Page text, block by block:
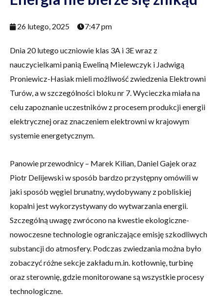
26 lutego, 2025 7:47 pm
Dnia 20 lutego uczniowie klas 3A i 3E wraz z
nauczycielkami panią Eweliną Mielewczyk i Jadwigą
Proniewicz-Hasiak mieli możliwość zwiedzenia Elektrowni
Turów, a w szczególności bloku nr 7. Wycieczka miała na
celu zapoznanie uczestników z procesem produkcji energii
elektrycznej oraz znaczeniem elektrowni w krajowym
systemie energetycznym.
Panowie przewodnicy – Marek Kilian, Daniel Gajek oraz
Piotr Delijewski w sposób bardzo przystępny omówili w
jaki sposób węgiel brunatny, wydobywany z pobliskiej
kopalni jest wykorzystywany do wytwarzania energii.
Szczególną uwagę zwrócono na kwestie ekologiczne-
nowoczesne technologie ograniczające emisję szkodliwych
substancji do atmosfery. Podczas zwiedzania można było
zobaczyć różne sekcje zakładu m.in. kotłownię, turbinę
oraz sterownię, gdzie monitorowane są wszystkie procesy
technologiczne.